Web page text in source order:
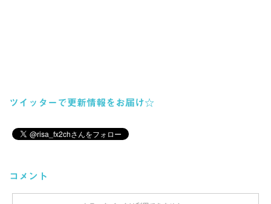
ツイッターで更新情報をお届け☆
コメント